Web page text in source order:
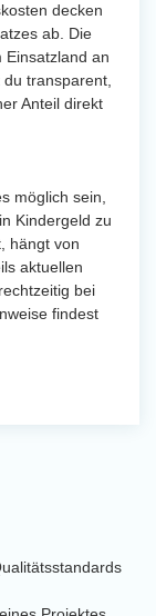
decken
ab. Die
Einsatzland an
transparent,
Anteil direkt
möglich sein,
Kindergeld zu
hängt von
aktuellen
bei
findest